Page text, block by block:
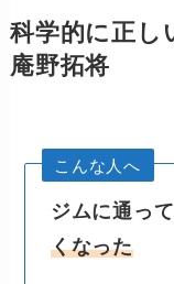
科学的に正
庵野拓将
こんな人へ
ジムに通っ
くなった